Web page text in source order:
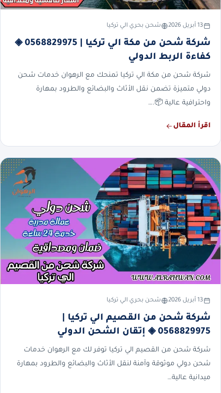
13 أبريل 2026 شحن بحري الي تركيا
شركة شحن من مكة الي تركيا | 0568829975 ◈
كفاءة الربط الدولي
شركة شحن من مكة الي تركيا تمنحك مع الرهوان خدمات شحن
دولي متميزة تضمن نقل الأثاث والبضائع والطرود بمهارة
واحترافية عالية 📦.…
اقرأ المقال
13 أبريل 2026 شحن بحري الي تركيا
شركة شحن من القصيم الي تركيا |
0568829975 ◈ إتقان الشحن الدولي
شركة شحن من القصيم الي تركيا توفر لك مع الرهوان خدمات
شحن دولي موثوقة وآمنة لنقل الأثاث والبضائع والطرود بمهارة
ميدانية عالية…